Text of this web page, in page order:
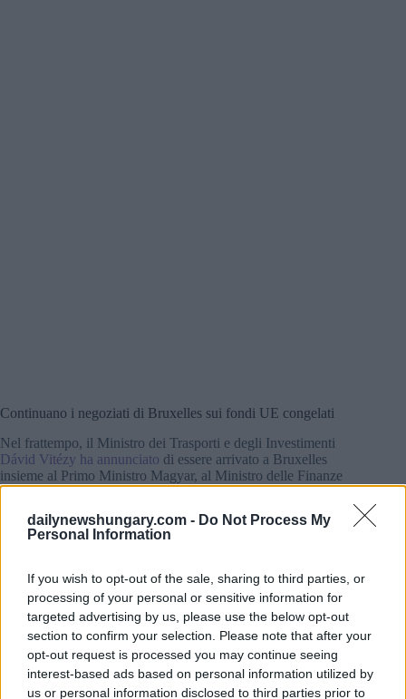
dailynewshungary.com - Do Not Process My
Personal Information
If you wish to opt-out of the sale, sharing to third parties, or
processing of your personal or sensitive information for
targeted advertising by us, please use the below opt-out
section to confirm your selection. Please note that after your
opt-out request is processed you may continue seeing
interest-based ads based on personal information utilized by
us or personal information disclosed to third parties prior to
Continuano i negoziati di Bruxelles sui fondi UE congelati
Nel frattempo, il Ministro dei Trasporti e degli Investimenti
Dávid Vitézy ha annunciato di essere arrivato a Bruxelles
insieme al Primo Ministro Magyar, al Ministro delle Finanze
András Kármán e al Ministro degli Esteri Anita Orbán per
Europea sullo sblocco dei fondi UE congelati dall’Ungheria.
UE rimangono sospesi a causa di ciò che ha descritto come
corruzione sistemica sotto il precedente governo.
Ha detto che garantire i fondi è essenziale per far ripartire
l’economia ungherese, modernizzare le infrastrutture e
lanciare una nuova era di sviluppo ferroviario dopo anni di
declino del settore.